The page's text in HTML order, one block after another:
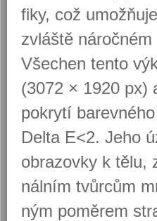
fi­ky, což
zvláš­tě
Vše­chen tento
(3072 × 1920 px)
po­kry­tí
Delta E<2. Jeho
ob­ra­zov­ky k tělu,
nál­ním tvůr­cům
ným po­mě­rem